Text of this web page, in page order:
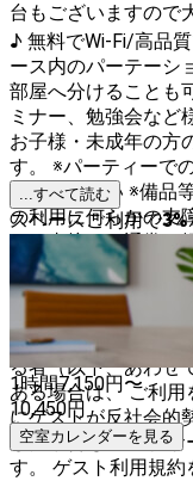
台もございますので
♪ 無料でWi-Fi/高品質
ース内のパーテーシ
部屋へ分けることも
ミナー、勉強会など
お子様・未成年の方
す。 ※パーティーでのご利用
読みください ※備品
の利用に何らかの支
でも直接かつ通常の
等の間接的な損害につい
ずお読みください】
力団準構成員その
力」といいます。）
る者（以下、あわせ
ある場合は、 ご利用を固
にゲストが反社会的
した場合も、 当社サ
す。 ゲスト利用規約
...すべて読む
スペースご利用で3%
1時間7,150円〜
10,450円
空室カレンダーを見る